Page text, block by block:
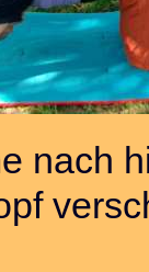
nach